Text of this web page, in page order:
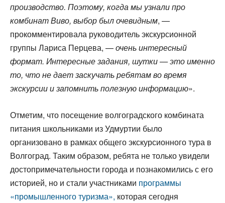
производство. Поэтому, когда мы узнали про
комбинат Виво, выбор был очевидным, —
прокомментировала руководитель экскурсионной
группы Лариса Перцева, —очень интересный
формат. Интересные задания, шутки — это именно
то, что не дает заскучать ребятам во время
экскурсии и запомнить полезную информацию».
Отметим, что посещение волгоградского комбината
питания школьниками из Удмуртии было
организовано в рамках общего экскурсионного тура в
Волгоград. Таким образом, ребята не только увидели
достопримечательности города и познакомились с его
историей, но и стали участниками программы
«промышленного туризма», которая сегодня